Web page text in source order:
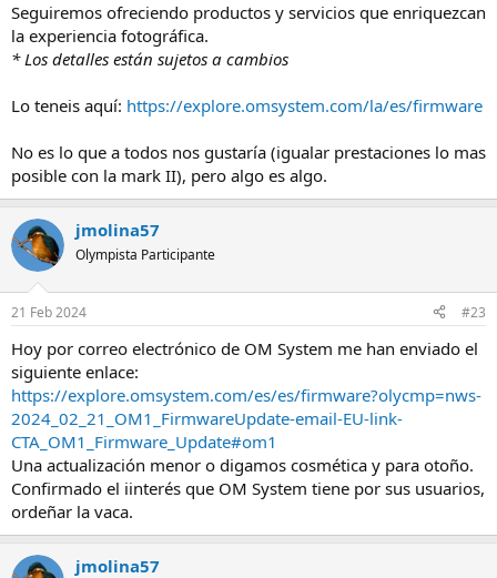
Seguiremos ofreciendo productos y servicios que enriquezcan
la experiencia fotográfica.
* Los detalles están sujetos a cambios
Lo teneis aquí: https://explore.omsystem.com/la/es/firmware
No es lo que a todos nos gustaría (igualar prestaciones lo mas
posible con la mark II), pero algo es algo.
jmolina57
Olympista Participante
21 Feb 2024 #23
Hoy por correo electrónico de OM System me han enviado el
siguiente enlace:
https://explore.omsystem.com/es/es/firmware?olycmp=nws-
2024_02_21_OM1_FirmwareUpdate-email-EU-link-
CTA_OM1_Firmware_Update#om1
Una actualización menor o digamos cosmética y para otoño.
Confirmado el iinterés que OM System tiene por sus usuarios,
ordeñar la vaca.
jmolina57